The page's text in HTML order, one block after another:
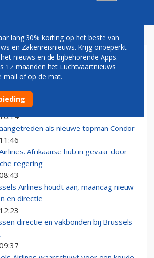
Peter Gerber zet Schiphol en
als nieuwe topman Condor
Afrikaanse hub in gevaar door
regering
Airlines houdt aan, maandag nieuw
en directie
directie en vakbonden bij Brussels
lang 30% korting op het beste van
en Zakenreisnieuws. Krijg onbeperkt
nieuws en de bijbehorende Apps.
12 maanden het Luchtvaartnieuws
mail of op de mat.